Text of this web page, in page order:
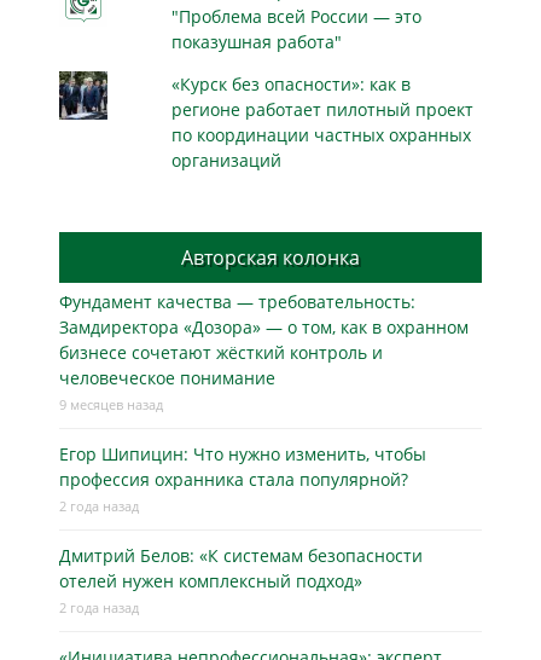
"Проблема всей России — это
показушная работа"
«Курск без опасности»: как в
регионе работает пилотный проект
по координации частных охранных
организаций
Авторская колонка
Фундамент качества — требовательность:
Замдиректора «Дозора» — о том, как в охранном
бизнесe сочетают жёсткий контроль и
человеческое понимание
9 месяцев назад
Егор Шипицин: Что нужно изменить, чтобы
профессия охранника стала популярной?
2 года назад
Дмитрий Белов: «К системам безопасности
отелей нужен комплексный подход»
2 года назад